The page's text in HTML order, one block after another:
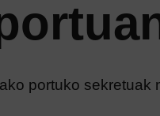
portuko sekretuak